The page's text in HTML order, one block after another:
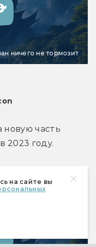
на сайте вы
ничего не тормозит
новую часть
2023 году.
видео